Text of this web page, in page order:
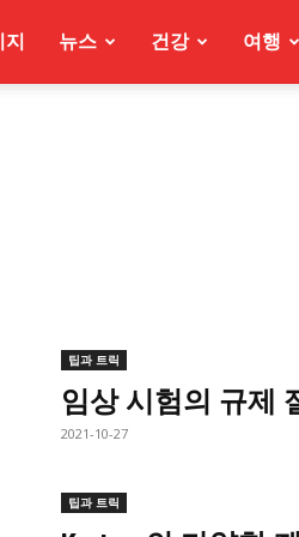
지 뉴스 건강 여행
팁과 트릭
임상 시험의 규제
2021-10-27
팁과 트릭